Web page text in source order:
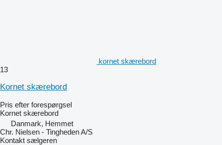
kornet skærebord
13
Kornet skærebord
Pris efter forespørgsel
Kornet skærebord
Danmark, Hemmet
Chr. Nielsen - Tingheden A/S
Kontakt sælgeren